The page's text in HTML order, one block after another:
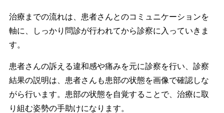
治療までの流れは、患者さんとのコミュニケーションを
軸に、しっかり問診が行われてから診察に入っていきま
す。
患者さんの訴える違和感や痛みを元に診察を行い、診察
結果の説明は、患者さんも患部の状態を画像で確認しな
がら行います。患部の状態を自覚することで、治療に取
り組む姿勢の手助けになります。